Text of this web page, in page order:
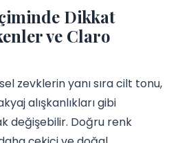
Dikkat
ve Claro
zevklerin yanı sıra cilt tonu,
alışkanlıkları gibi
değişebilir. Doğru renk